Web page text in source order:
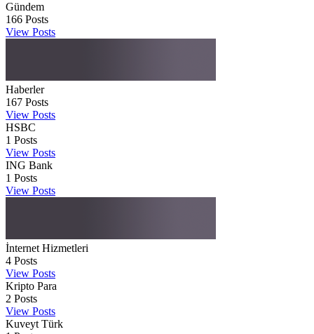
Gündem
166 Posts
View Posts
Haberler
167 Posts
View Posts
HSBC
1 Posts
View Posts
ING Bank
1 Posts
View Posts
İnternet Hizmetleri
4 Posts
View Posts
Kripto Para
2 Posts
View Posts
Kuveyt Türk